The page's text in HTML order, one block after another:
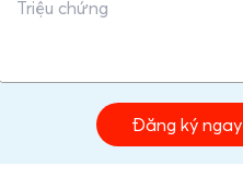
Đăng ký ngay